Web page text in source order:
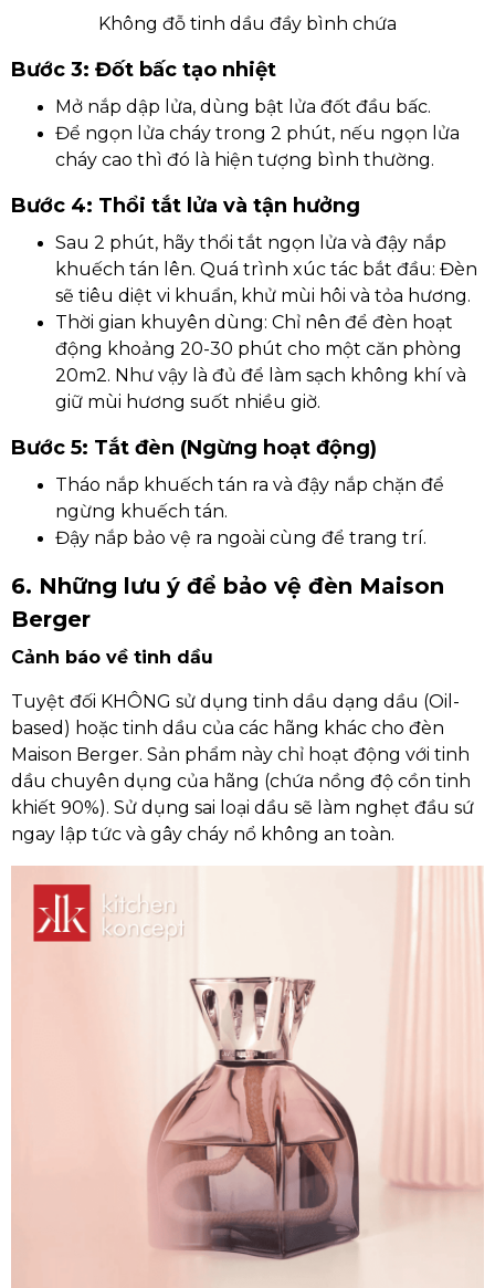
Không đỗ tinh dầu đầy bình chứa
Bước 3: Đốt bấc tạo nhiệt
Mở nắp dập lửa, dùng bật lửa đốt đầu bấc.
Để ngọn lửa cháy trong 2 phút, nếu ngọn lửa
cháy cao thì đó là hiện tượng bình thường.
Bước 4: Thổi tắt lửa và tận hưởng
Sau 2 phút, hãy thổi tắt ngọn lửa và đậy nắp
khuếch tán lên. Quá trình xúc tác bắt đầu: Đèn
sẽ tiêu diệt vi khuẩn, khử mùi hôi và tỏa hương.
Thời gian khuyên dùng: Chỉ nên để đèn hoạt
động khoảng 20-30 phút cho một căn phòng
20m2. Như vậy là đủ để làm sạch không khí và
giữ mùi hương suốt nhiều giờ.
Bước 5: Tắt đèn (Ngừng hoạt động)
Tháo nắp khuếch tán ra và đậy nắp chặn để
ngừng khuếch tán.
Đậy nắp bảo vệ ra ngoài cùng để trang trí.
6. Những lưu ý để bảo vệ đèn Maison
Berger
Cảnh báo về tinh dầu
Tuyệt đối KHÔNG sử dụng tinh dầu dạng dầu (Oil-
based) hoặc tinh dầu của các hãng khác cho đèn
Maison Berger. Sản phẩm này chỉ hoạt động với tinh
dầu chuyên dụng của hãng (chứa nồng độ cồn tinh
khiết 90%). Sử dụng sai loại dầu sẽ làm nghẹt đầu sứ
ngay lập tức và gây cháy nổ không an toàn.